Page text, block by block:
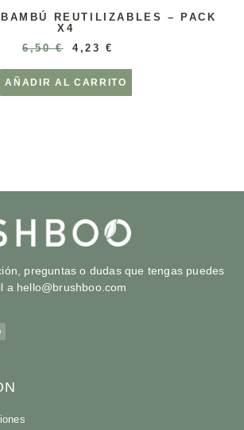
REUTILIZABLES – PACK
X4
6,50€ 4,23€
AÑADIR AL CARRITO
preguntas o dudas que tengas puedes
a hello@brushboo.com